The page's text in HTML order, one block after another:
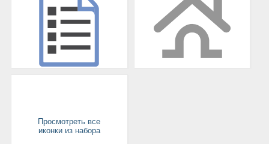
Просмотреть все
иконки из набора